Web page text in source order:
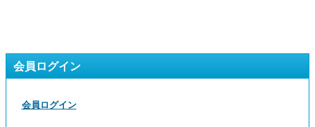
会員ログイン
会員ログイン